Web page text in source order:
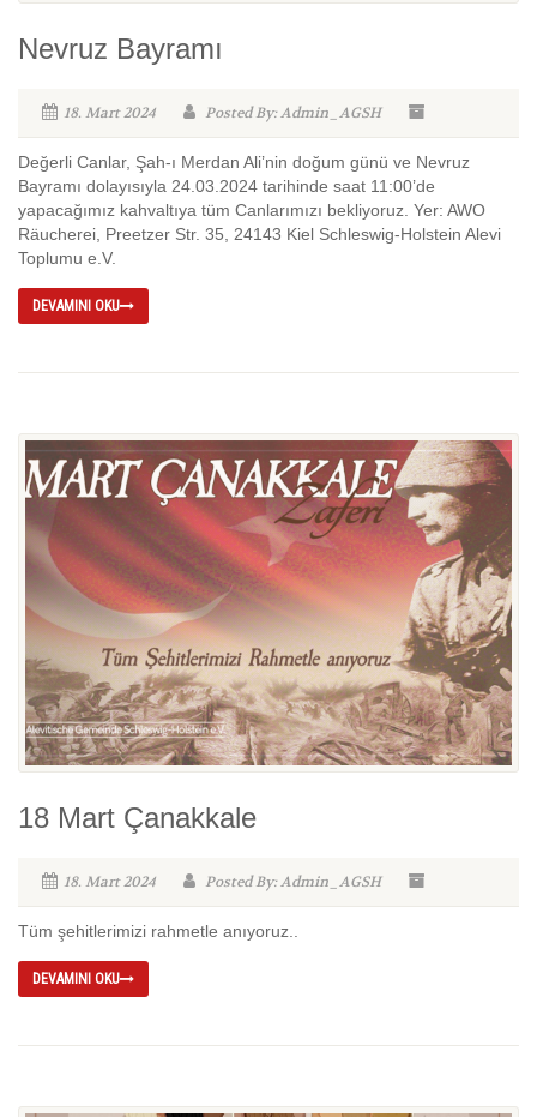
Nevruz Bayramı
18. Mart 2024 Posted By: Admin_AGSH
Değerli Canlar, Şah-ı Merdan Ali’nin doğum günü ve Nevruz
Bayramı dolayısıyla 24.03.2024 tarihinde saat 11:00’de
yapacağımız kahvaltıya tüm Canlarımızı bekliyoruz. Yer: AWO
Räucherei, Preetzer Str. 35, 24143 Kiel Schleswig-Holstein Alevi
Toplumu e.V.
DEVAMINI OKU
18 Mart Çanakkale
18. Mart 2024 Posted By: Admin_AGSH
Tüm şehitlerimizi rahmetle anıyoruz..
DEVAMINI OKU